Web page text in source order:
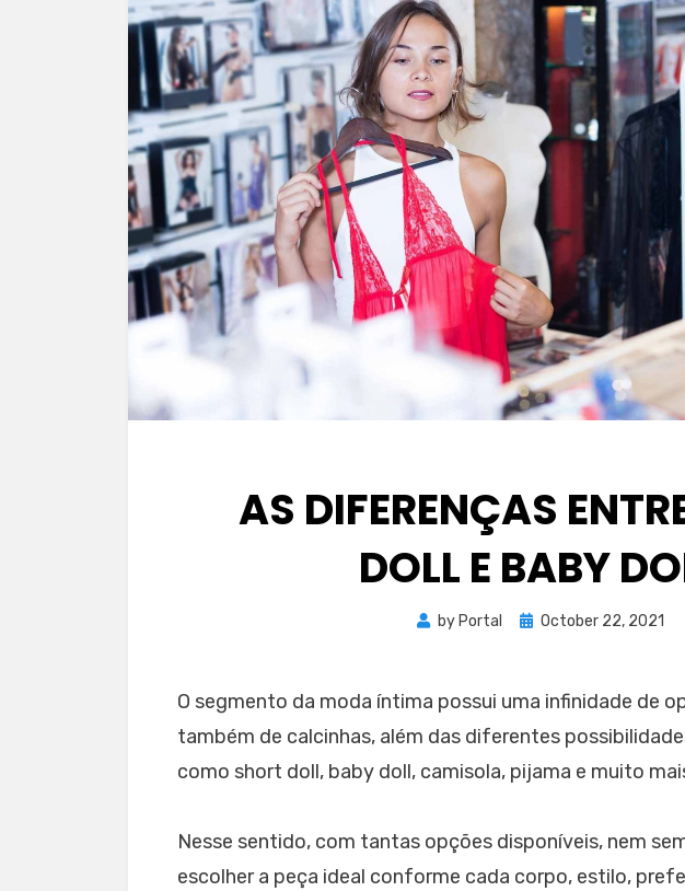
AS DIFERENÇAS
DOLL E BABY
by Portal
Posted
October 22, 2021
O segmento da moda íntima possui uma infinidade de
também de calcinhas, além das diferentes
como short doll, baby doll, camisola, pijama e muito
Nesse sentido, com tantas opções disponíveis, nem
escolher a peça ideal conforme cada corpo, estilo,